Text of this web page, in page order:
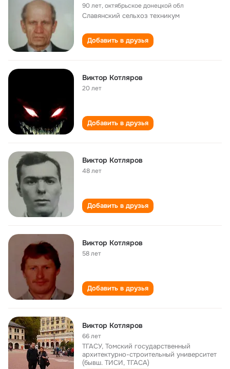
90 лет,октябрьское донецкой обл
Славянский сельхоз техникум
Добавить в друзья
Виктор Котляров
20 лет
Добавить в друзья
Виктор Котляров
48 лет
Добавить в друзья
Виктор Котляров
58 лет
Добавить в друзья
Виктор Котляров
66 лет
ТГАСУ, Томский государственный
архитектурно-строительный университет
(бывш. ТИСИ, ТГАСА)